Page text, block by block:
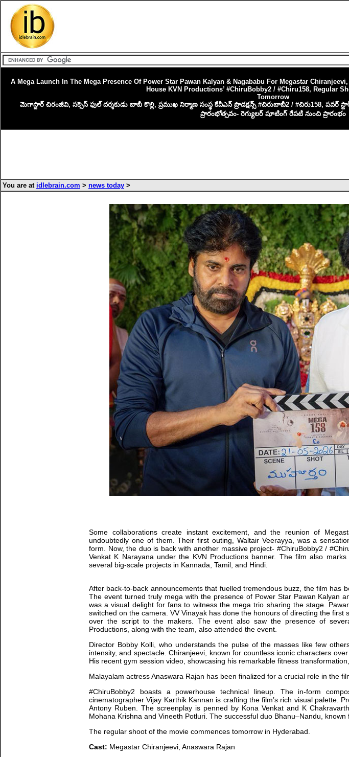
A Mega Launch In The Mega Presence Of Power Star Pawan Kalyan & Nagababu For Megastar
House KVN Productions’ #ChiruBobby2 / #Chiru158, Regular
Tomorrow
మెగాస్టార్ చిరంజీవి, సక్సెస్ ఫుల్ దర్శకుడు బాబీ కొల్లి, ప్రముఖ నిర్మాణ సంస్థ కేవీఎన్ ప్రొడక్షన్స్ #చిరుబాబీ2 / #చిరు158,
ప్రారంభోత్సవం- రెగ్యులర్ షూటింగ్ రేపటి నుంచి ప్రారంభం
You are at idlebrain.com > news today >
Some collaborations create instant excitement, and the reunion of
undoubtedly one of them. Their first outing, Waltair Veerayya, was a
form. Now, the duo is back with another massive project- #ChiruBobby2 /
Venkat K Narayana under the KVN Productions banner. The film also
several big-scale projects in Kannada, Tamil, and Hindi.
After back-to-back announcements that fuelled tremendous buzz, the film has
The event turned truly mega with the presence of Power Star Pawan Kalyan
was a visual delight for fans to witness the mega trio sharing the stage.
switched on the camera. VV Vinayak has done the honours of directing the
over the script to the makers. The event also saw the presence of
Productions, along with the team, also attended the event.
Director Bobby Kolli, who understands the pulse of the masses like few
intensity, and spectacle. Chiranjeevi, known for countless iconic characters
His recent gym session video, showcasing his remarkable fitness
Malayalam actress Anaswara Rajan has been finalized for a crucial role in the
#ChiruBobby2 boasts a powerhouse technical lineup. The in-form
cinematographer Vijay Karthik Kannan is crafting the film’s rich visual palette.
Antony Ruben. The screenplay is penned by Kona Venkat and K
Mohana Krishna and Vineeth Potluri. The successful duo Bhanu–Nandu,
The regular shoot of the movie commences tomorrow in Hyderabad.
Cast: Megastar Chiranjeevi, Anaswara Rajan